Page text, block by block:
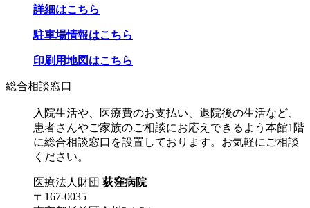
詳細はこちら
駐車場情報はこちら
印刷用地図はこちら
総合相談窓口
入院生活や、医療費のお支払い、退院後の生活など、
患者さんやご家族のご相談にお応えできるよう本館1階
に総合相談窓口を設置しております。お気軽にご相談
ください。
医療法人財団 荻窪病院
〒167-0035